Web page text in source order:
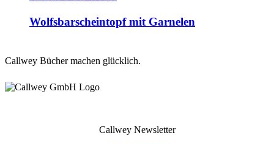
Wolfsbarscheintopf mit Garnelen
Callwey Bücher machen glücklich.
Callwey Newsletter